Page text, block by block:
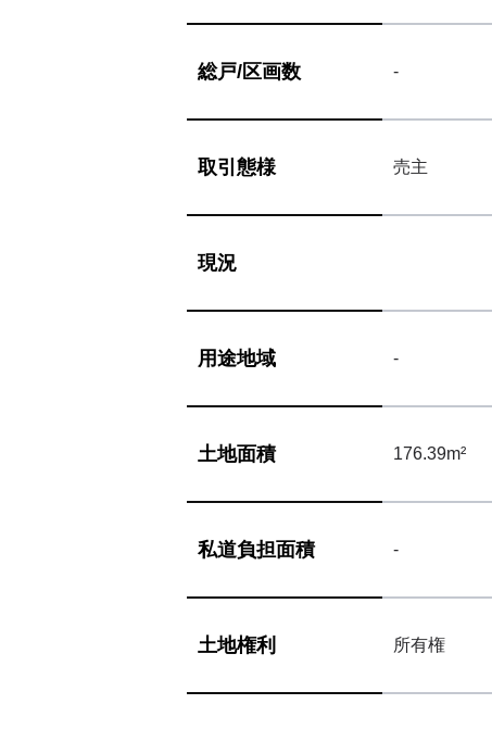
総戸/区画数 -
取引態様 売主
現況
用途地域 -
土地面積 176.39m²
私道負担面積 -
土地権利 所有権